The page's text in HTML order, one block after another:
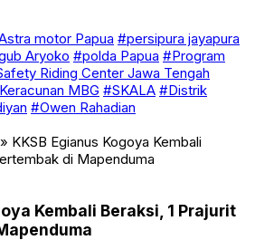
motor Papua #persipura jayapura
Aryoko #polda Papua #Program
Riding Center Jawa Tengah
MBG #SKALA #Distrik
#Owen Rahadian
» KKSB Egianus Kogoya Kembali
di Mapenduma
Kembali Beraksi, 1 Prajurit